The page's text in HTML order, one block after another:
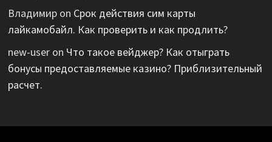
Владимирon Срок действия сим карты
лайкамобайл. Как проверить и как продлить?
new-useron Что такое вейджер? Как отыграть
бонусы предоставляемые казино? Приблизительный
расчет.